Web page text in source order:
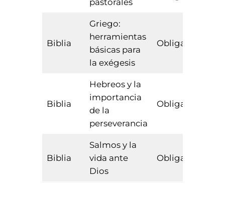
Biblia
Griego:
herramientas
básicas para
la exégesis
Obligatoria
Biblia
Hebreos y la
importancia
de la
perseverancia
Obligatoria
Biblia
Salmos y la
vida ante
Dios
Obligatoria